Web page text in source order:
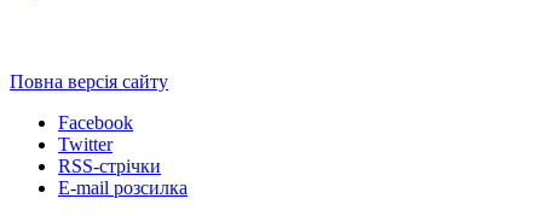
Повна версія сайту
Facebook
Twitter
RSS-стрічки
E-mail розсилка